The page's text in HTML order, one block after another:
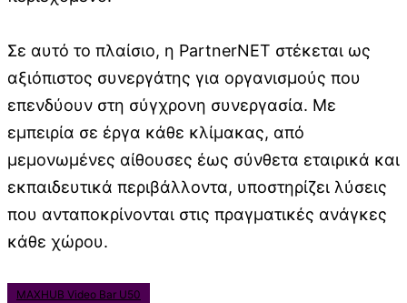
Σε αυτό το πλαίσιο, η PartnerNET στέκεται ως
αξιόπιστος συνεργάτης για οργανισμούς που
επενδύουν στη σύγχρονη συνεργασία. Με
εμπειρία σε έργα κάθε κλίμακας, από
μεμονωμένες αίθουσες έως σύνθετα εταιρικά και
εκπαιδευτικά περιβάλλοντα, υποστηρίζει λύσεις
που ανταποκρίνονται στις πραγματικές ανάγκες
κάθε χώρου.
MAXHUB Video Bar U50